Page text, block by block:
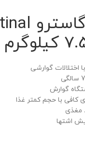
اختلالات گوارشی
گوارش
کافی با حجم کمتر غذا
مغذی
اشتها